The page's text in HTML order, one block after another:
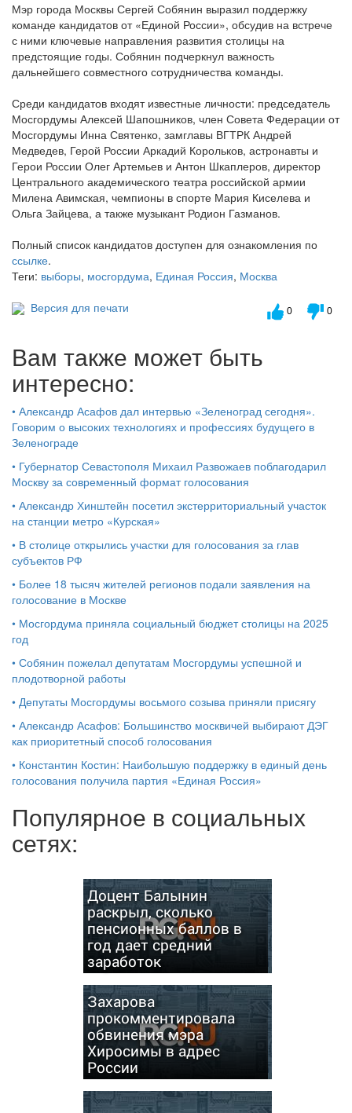
Мэр города Москвы Сергей Собянин выразил поддержку
команде кандидатов от «Единой России», обсудив на встрече
с ними ключевые направления развития столицы на
предстоящие годы. Собянин подчеркнул важность
дальнейшего совместного сотрудничества команды.
Среди кандидатов входят известные личности: председатель
Мосгордумы Алексей Шапошников, член Совета Федерации от
Мосгордумы Инна Святенко, замглавы ВГТРК Андрей
Медведев, Герой России Аркадий Корольков, астронавты и
Герои России Олег Артемьев и Антон Шкаплеров, директор
Центрального академического театра российской армии
Милена Авимская, чемпионы в спорте Мария Киселева и
Ольга Зайцева, а также музыкант Родион Газманов.
Полный список кандидатов доступен для ознакомления по
ссылке.
Теги: выборы, мосгордума, Единая Россия, Москва
Версия для печати
0 0
Вам также может быть
интересно:
• Александр Асафов дал интервью «Зеленоград сегодня».
Говорим о высоких технологиях и профессиях будущего в
Зеленограде
• Губернатор Севастополя Михаил Развожаев поблагодарил
Москву за современный формат голосования
• Александр Хинштейн посетил экстерриториальный участок
на станции метро «Курская»
• В столице открылись участки для голосования за глав
субъектов РФ
• Более 18 тысяч жителей регионов подали заявления на
голосование в Москве
• Мосгордума приняла социальный бюджет столицы на 2025
год
• Собянин пожелал депутатам Мосгордумы успешной и
плодотворной работы
• Депутаты Мосгордумы восьмого созыва приняли присягу
• Александр Асафов: Большинство москвичей выбирают ДЭГ
как приоритетный способ голосования
• Константин Костин: Наибольшую поддержку в единый день
голосования получила партия «Единая Россия»
Популярное в социальных
сетях:
Доцент Балынин
раскрыл, сколько
пенсионных баллов в
год дает средний
заработок
Захарова
прокомментировала
обвинения мэра
Хиросимы в адрес
России